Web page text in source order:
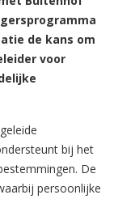
de kans om
voor
bij het
De
persoonlijke